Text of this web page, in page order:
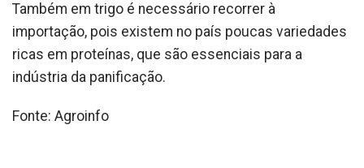
Também em trigo é necessário recorrer à
importação, pois existem no país poucas variedades
ricas em proteínas, que são essenciais para a
indústria da panificação.
Fonte: Agroinfo